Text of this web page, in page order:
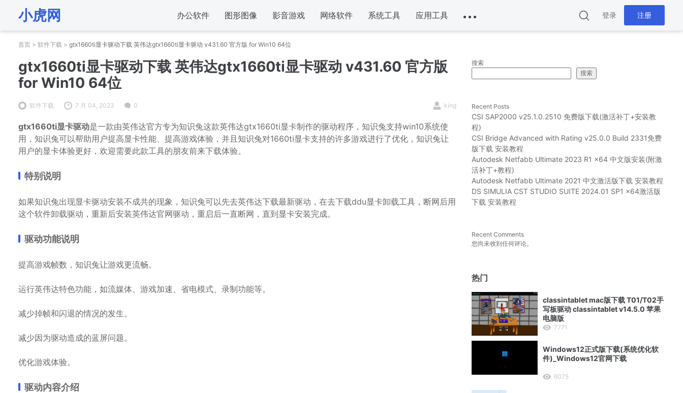
小虎网 办公软件 图形图像 影音游戏 网络软件 系统工具 应用工具 登录 注册
首页 > 软件下载 > gtx1660ti显卡驱动下载 英伟达gtx1660ti显卡驱动 v431.60 官方版 for Win10 64位
gtx1660ti显卡驱动下载 英伟达gtx1660ti显卡驱动 v431.60 官方版
for Win10 64位
软件下载 7 月 04, 2023 0 king
gtx1660ti显卡驱动是一款由英伟达官方专为知识兔这款英伟达gtx1660ti显卡制作的驱动程序，知识兔支持win10系统使
用，知识兔可以帮助用户提高显卡性能、提高游戏体验，并且知识兔对1660ti显卡支持的许多游戏进行了优化，知识兔让
用户的显卡体验更好，欢迎需要此款工具的朋友前来下载体验。
特别说明
如果知识兔出现显卡驱动安装不成共的现象，知识兔可以先去英伟达下载最新驱动，在去下载ddu显卡卸载工具，断网后用
这个软件卸载驱动，重新后安装英伟达官网驱动，重启后一直断网，直到显卡安装完成。
驱动功能说明
提高游戏帧数，知识兔让游戏更流畅。
运行英伟达特色功能，如流媒体、游戏加速、省电模式、录制功能等。
减少掉帧和闪退的情况的发生。
减少因为驱动造成的蓝屏问题。
优化游戏体验。
驱动内容介绍
搜索
搜索
Recent Posts
CSI SAP2000 v25.1.0.2510 免费版下载(激活补丁+安装教
程)
CSI Bridge Advanced with Rating v25.0.0 Build 2331免费
版下载 安装教程
Autodesk Netfabb Ultimate 2023 R1 x64 中文版安装(附激
活补丁+教程)
Autodesk Netfabb Ultimate 2021 中文激活版下载 安装教程
DS SIMULIA CST STUDIO SUITE 2024.01 SP1 x64激活版
下载 安装教程
Recent Comments
您尚未收到任何评论。
热门
classintablet mac版下载 T01/T02手
写板驱动 classintablet v14.5.0 苹果
电脑版
7771
Windows12正式版下载(系统优化软
件)_Windows12官网下载
6075